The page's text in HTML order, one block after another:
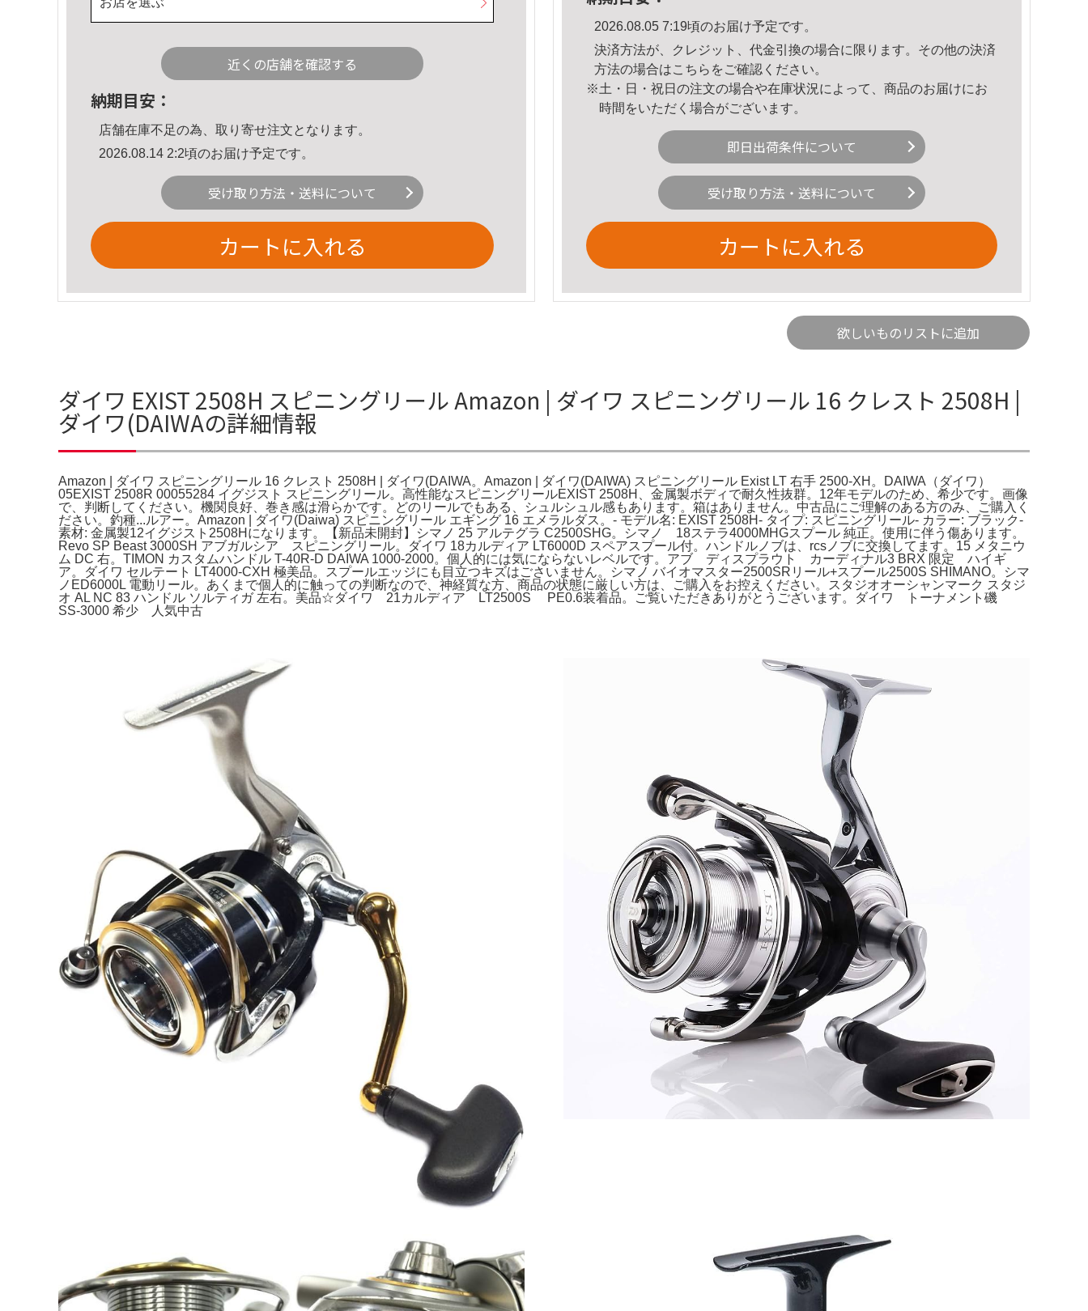
近くの店舗を確認する
納期目安：
店舗在庫不足の為、取り寄せ注文となります。
2026.08.14 2:2頃のお届け予定です。
受け取り方法・送料について
カートに入れる
2026.08.05 7:19頃のお届け予定です。
決済方法が、クレジット、代金引換の場合に限ります。その他の決済
方法の場合はこちら をご確認ください。
※土・日・祝日の注文の場合や在庫状況によって、商品のお届けにお
時間をいただく場合がございます。
即日出荷条件について
受け取り方法・送料について
カートに入れる
欲しいものリストに追加
ダイワ EXIST 2508H スピニングリール Amazon | ダイワ スピニングリール 16 クレスト 2508H |
ダイワ(DAIWAの詳細情報
Amazon | ダイワ スピニングリール 16 クレスト 2508H | ダイワ(DAIWA。Amazon | ダイワ(DAIWA) スピニングリール Exist LT 右手 2500-XH。DAIWA（ダイワ）
05EXIST 2508R 00055284 イグジスト スピニングリール。高性能なスピニングリールEXIST 2508H、金属製ボディで耐久性抜群。12年モデルのため、希少です。画像
で、判断してください。機関良好、巻き感は滑らかです。どのリールでもある、シュルシュル感もあります。箱はありません。中古品にご理解のある方のみ、ご購入く
ださい。釣種...ルアー。Amazon | ダイワ(Daiwa) スピニングリール エギング 16 エメラルダス。- モデル名: EXIST 2508H- タイプ: スピニングリール- カラー: ブラック-
素材: 金属製12イグジスト2508Hになります。【新品未開封】シマノ 25 アルテグラ C2500SHG。シマノ 18ステラ4000MHGスプール 純正。使用に伴う傷あります。
Revo SP Beast 3000SH アブガルシア スピニングリール。ダイワ 18カルディア LT6000D スペアスプール付。ハンドルノブは、rcsノブに交換してます。15 メタニウ
ム DC 右。TIMON カスタムハンドル T-40R-D DAIWA 1000-2000。個人的には気にならないレベルです。アブ ディスプラウト カーディナル3 BRX 限定 ハイギ
ア。ダイワ セルテート LT4000-CXH 極美品。スプールエッジにも目立つキズはごさいません。シマノ バイオマスター2500SRリール+スプール2500S SHIMANO。シマ
ノED6000L 電動リール。あくまで個人的に触っての判断なので、神経質な方、商品の状態に厳しい方は、ご購入をお控えください。スタジオオーシャンマーク スタジ
オ AL NC 83 ハンドル ソルティガ 左右。美品☆ダイワ 21カルディア LT2500S PE0.6装着品。ご覧いただきありがとうございます。ダイワ トーナメント磯
SS-3000 希少 人気中古